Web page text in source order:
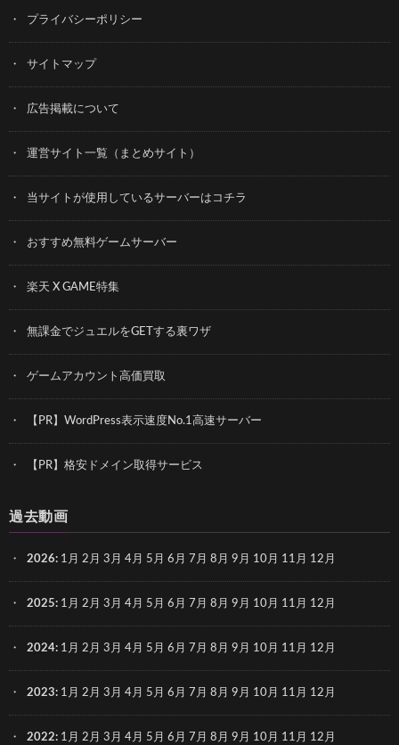
プライバシーポリシー
サイトマップ
広告掲載について
運営サイト一覧（まとめサイト）
当サイトが使用しているサーバーはコチラ
おすすめ無料ゲームサーバー
楽天 X GAME特集
無課金でジュエルをGETする裏ワザ
ゲームアカウント高価買取
【PR】WordPress表示速度No.1高速サーバー
【PR】格安ドメイン取得サービス
過去動画
2026: 1月 2月 3月 4月 5月 6月 7月 8月 9月 10月 11月 12月
2025: 1月 2月 3月 4月 5月 6月 7月 8月 9月 10月 11月 12月
2024: 1月 2月 3月 4月 5月 6月 7月 8月 9月 10月 11月 12月
2023: 1月 2月 3月 4月 5月 6月 7月 8月 9月 10月 11月 12月
2022: 1月 2月 3月 4月 5月 6月 7月 8月 9月 10月 11月 12月